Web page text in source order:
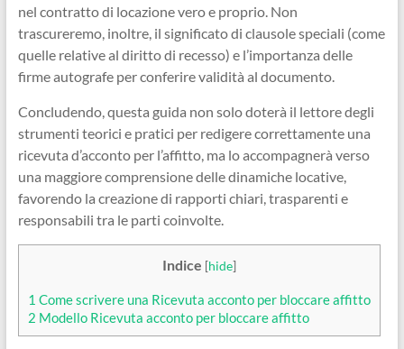
nel contratto di locazione vero e proprio. Non
trascureremo, inoltre, il significato di clausole speciali (come
quelle relative al diritto di recesso) e l’importanza delle
firme autografe per conferire validità al documento.
Concludendo, questa guida non solo doterà il lettore degli
strumenti teorici e pratici per redigere correttamente una
ricevuta d’acconto per l’affitto, ma lo accompagnerà verso
una maggiore comprensione delle dinamiche locative,
favorendo la creazione di rapporti chiari, trasparenti e
responsabili tra le parti coinvolte.
Indice [hide]
1 Come scrivere una Ricevuta acconto per bloccare affitto
2 Modello Ricevuta acconto per bloccare affitto